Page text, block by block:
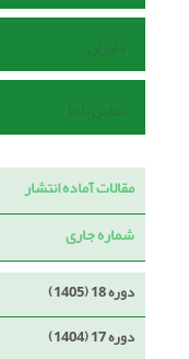
داوران
تماس با ما
مقالات آماده انتشار
شماره جاری
دوره 18 (1405)
دوره 17 (1404)